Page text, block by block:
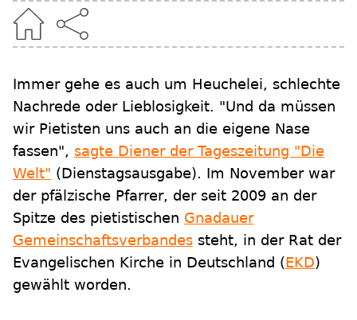
Immer gehe es auch um Heuchelei, schlechte
Nachrede oder Lieblosigkeit. "Und da müssen
wir Pietisten uns auch an die eigene Nase
fassen", sagte Diener der Tageszeitung "Die
Welt" (Dienstagsausgabe). Im November war
der pfälzische Pfarrer, der seit 2009 an der
Spitze des pietistischen Gnadauer
Gemeinschaftsverbandes steht, in der Rat der
Evangelischen Kirche in Deutschland (EKD)
gewählt worden.